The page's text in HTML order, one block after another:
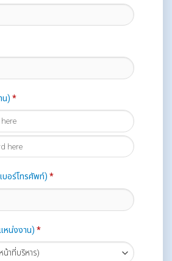
น)*
บอร์โทรศัพท์)*
หน่งงาน)*